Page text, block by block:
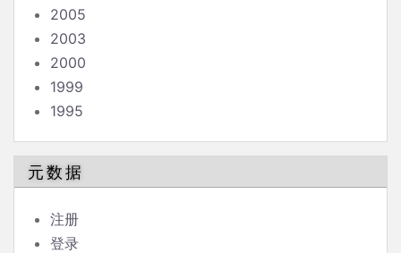
2005
2003
2000
1999
1995
元数据
注册
登录